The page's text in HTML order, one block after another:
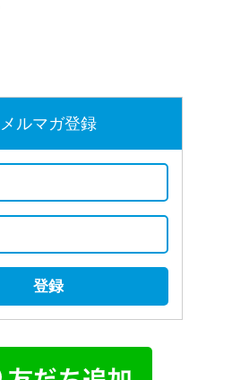
メルマガ登録
登録